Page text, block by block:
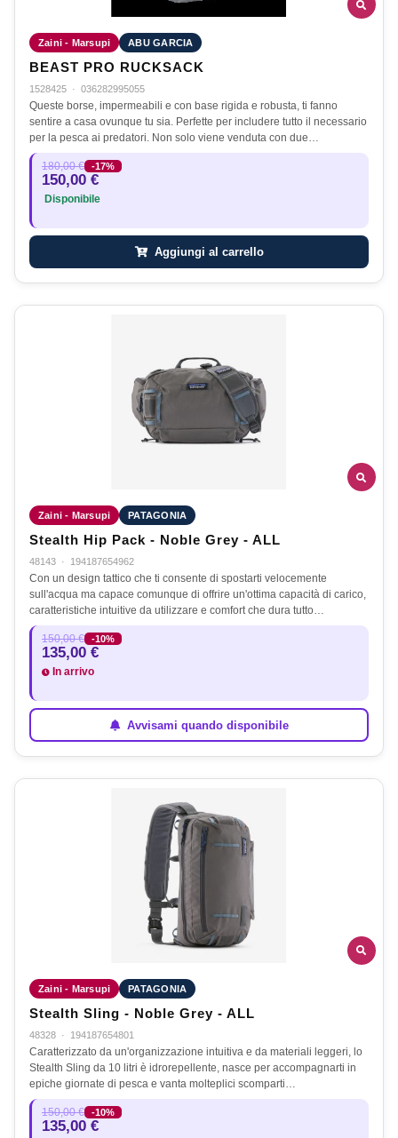
Zaini - Marsupi ABU GARCIA
BEAST PRO RUCKSACK
1528425 · 036282995055
Queste borse, impermeabili e con base rigida e robusta, ti fanno
sentire a casa ovunque tu sia. Perfette per includere tutto il necessario
per la pesca ai predatori. Non solo viene venduta con due…
180,00 € -17%
150,00 €
Disponibile
Aggiungi al carrello
Zaini - Marsupi PATAGONIA
Stealth Hip Pack - Noble Grey - ALL
48143 · 194187654962
Con un design tattico che ti consente di spostarti velocemente
sull'acqua ma capace comunque di offrire un'ottima capacità di carico,
caratteristiche intuitive da utilizzare e comfort che dura tutto…
150,00 € -10%
135,00 €
In arrivo
Avvisami quando disponibile
Zaini - Marsupi PATAGONIA
Stealth Sling - Noble Grey - ALL
48328 · 194187654801
Caratterizzato da un'organizzazione intuitiva e da materiali leggeri, lo
Stealth Sling da 10 litri è idrorepellente, nasce per accompagnarti in
epiche giornate di pesca e vanta molteplici scomparti…
150,00 € -10%
135,00 €